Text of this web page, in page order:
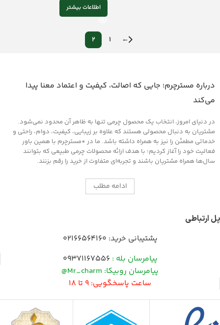
اطلاعات بیشتر
←
1
2
درباره مسترچرم؛ جایی که اصالت، کیفیت و اعتماد معنا پیدا
می‌کند
در دنیای امروز، انتخاب یک محصول چرمی تنها به ظاهر آن محدود نمی‌شود.
مشتریان به دنبال محصولی هستند که علاوه بر زیبایی، کیفیت، دوام، راحتی و
خدماتی مطمئن را نیز به همراه داشته باشد. ما در *مسترچرم با همین باور
فعالیت خود را آغاز کردیم؛ با هدف ارائه محصولات چرمی طبیعی که بتوانند
سال‌ها همراه مشتریان باشند و تجربه‌ای متفاوت از خرید را رقم بزنند.
ادامه مطلب
پل ارتباطی
پشتیبانی خرید: 02166564160
پیامرسان بله : 09371167556
پیامرسان روبیکا: Mr_charm@
ساعت پاسخگویی: 9 تا 18